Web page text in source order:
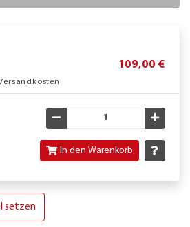
109,00 €
Gewünschte Menge
In den Warenkorb
setzen